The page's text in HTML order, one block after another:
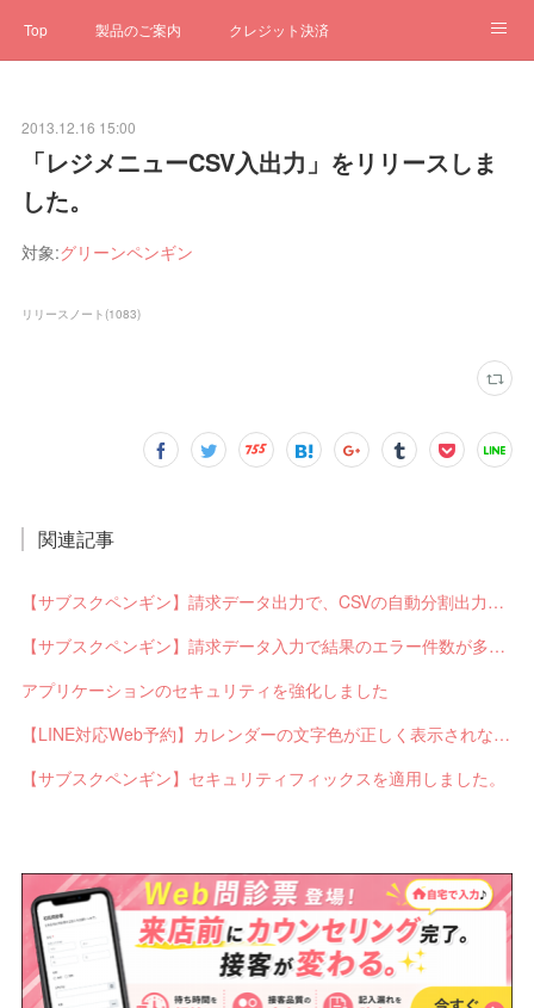
Top 製品のご案内 クレジット決済
お問合せ
2013.12.16 15:00
「レジメニューCSV入出力」をリリースしま
した。
対象:グリーンペンギン
リリースノート (1083)
関連記事
【サブスクペンギン】請求データ出力で、CSVの自動分割出力と出力ステータスの確認ができるようになりました。
【サブスクペンギン】請求データ入力で結果のエラー件数が多い場合に応答不能になるバグを修正しました。
アプリケーションのセキュリティを強化しました
【LINE対応Web予約】カレンダーの文字色が正しく表示されないバグを修正しました。
【サブスクペンギン】セキュリティフィックスを適用しました。